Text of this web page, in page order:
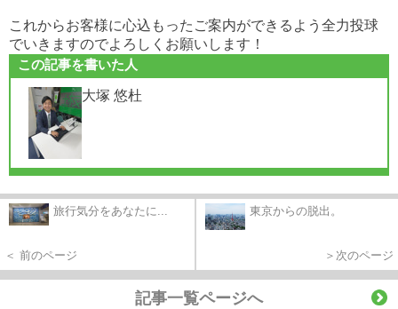
これからお客様に心込もったご案内ができ るよう全力投球
でいきますのでよろしくお願いします！
この記事を書いた人
大塚 悠杜
旅行気分をあなたに...
＜ 前のページ
東京からの脱出。
＞次のページ
記事一覧ページへ